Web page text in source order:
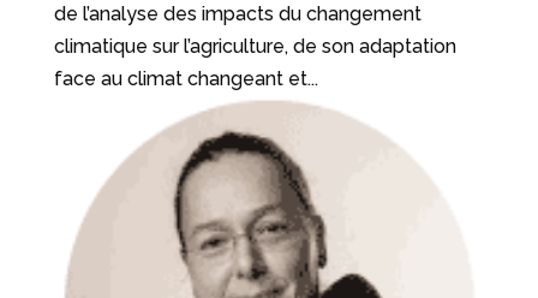
de l’analyse des impacts du changement
climatique sur l’agriculture, de son adaptation
face au climat changeant et...